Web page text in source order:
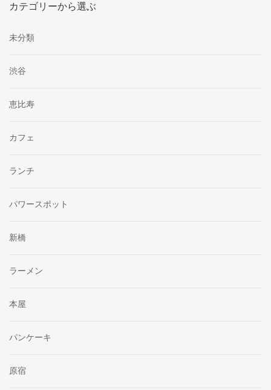
カテゴリーから選ぶ
未分類
渋谷
恵比寿
カフェ
ランチ
パワースポット
新橋
ラーメン
本屋
パンケーキ
原宿